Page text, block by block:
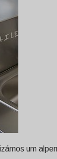
um